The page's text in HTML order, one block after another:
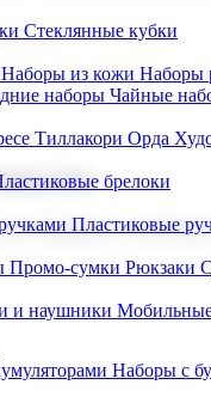
Стеклянные кубки
Наборы из кожи Наборы
наборы Чайные
Тиллакори Орда
брелоки
Пластиковые
Промо-сумки Рюкзаки
и наушники
подарков и
Наборы с